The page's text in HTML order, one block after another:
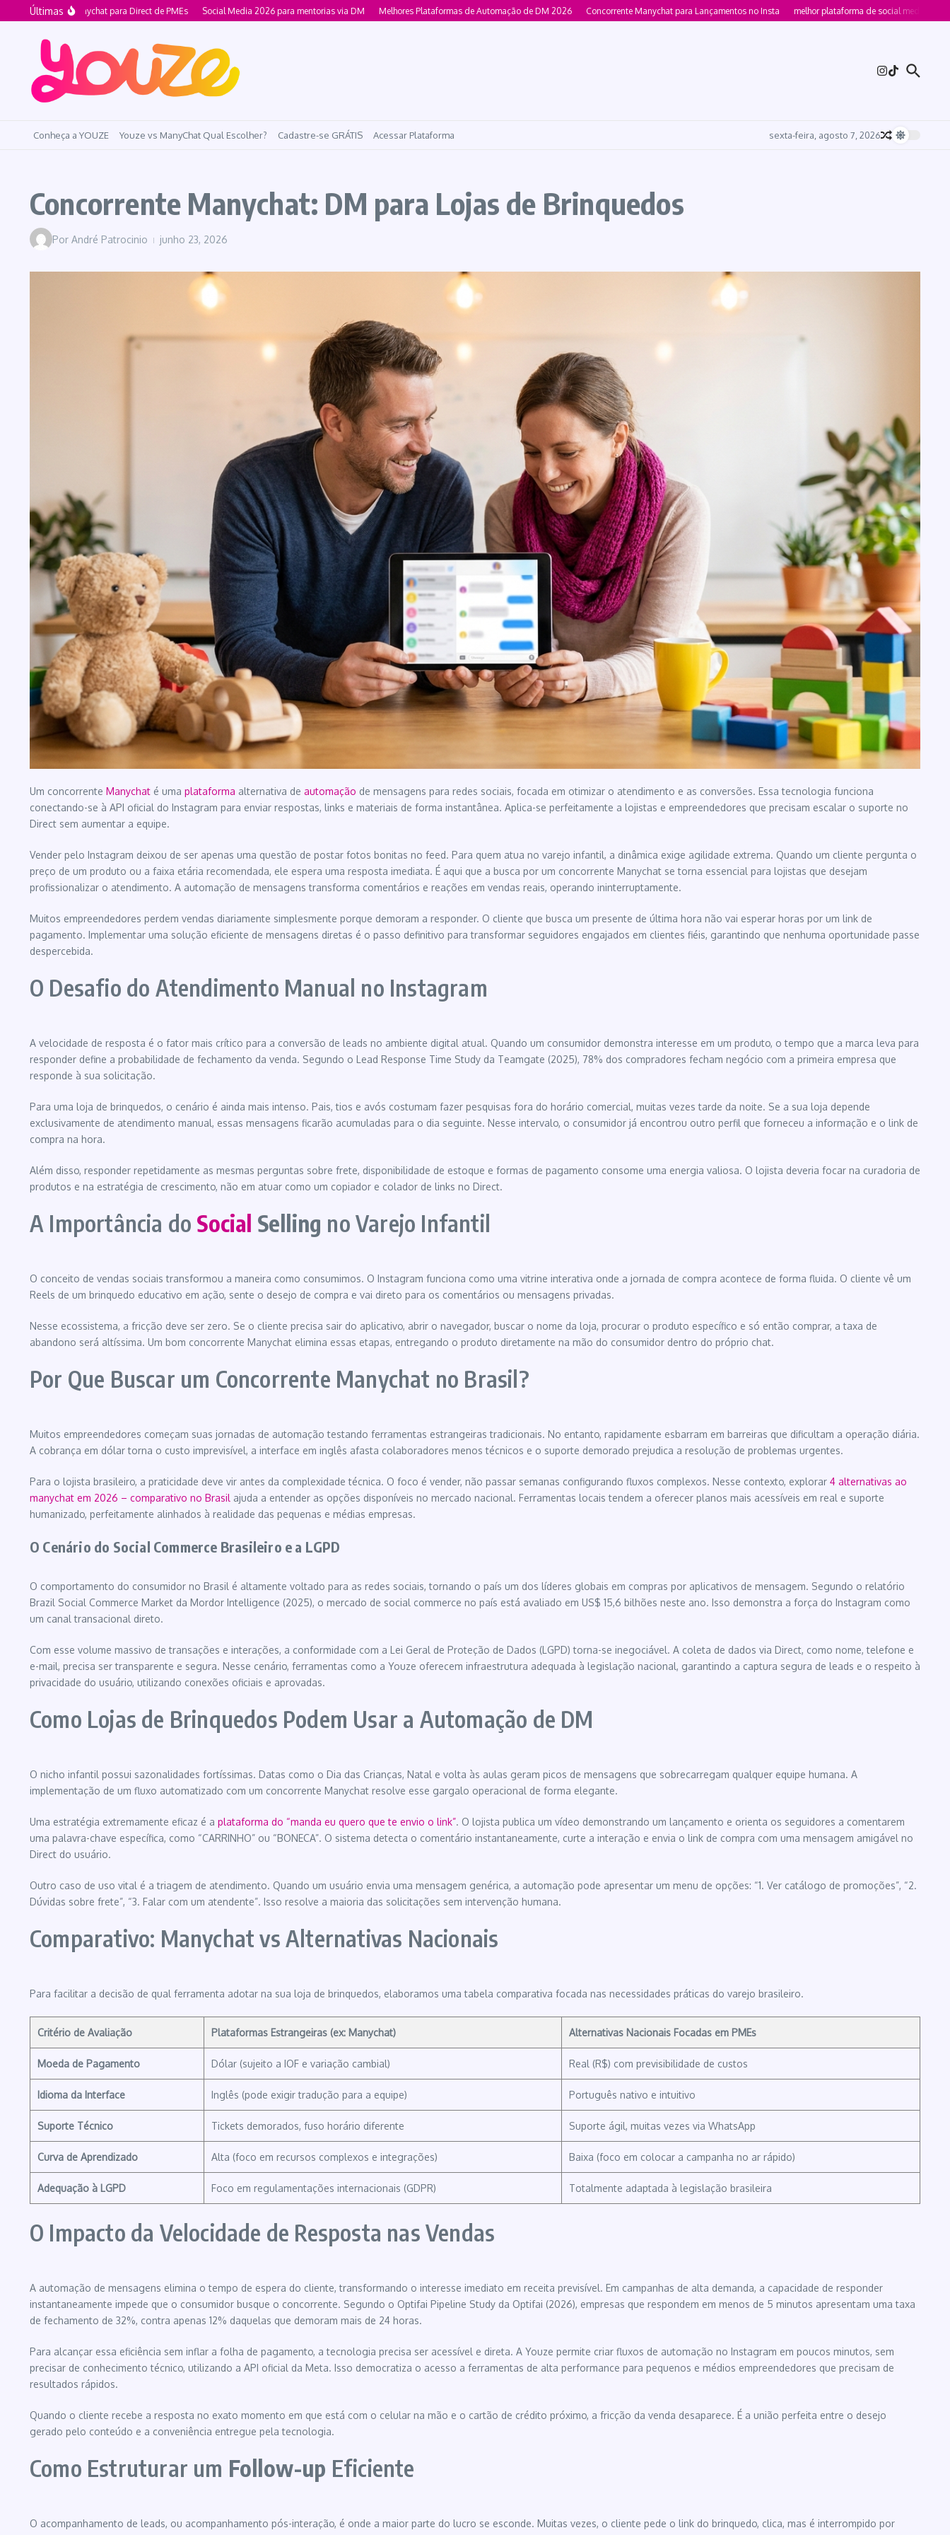
Ir para o conteúdo
Últimas
ao Manychat para Direct de PMEs Social Media 2026 para mentorias via DM Melhores Plataformas de Automação de DM 2026 Concorrente Manychat para Lançamentos no Insta melhor plataforma de social media 2026 para
Conheça a YOUZE Youze vs ManyChat Qual Escolher? Cadastre-se GRÁTIS Acessar Plataforma sexta-feira, agosto 7, 2026
Concorrente Manychat: DM para Lojas de Brinquedos
Por André Patrocinio junho 23, 2026
Um concorrente Manychat é uma plataforma alternativa de automação de mensagens para redes sociais, focada em otimizar o atendimento e as conversões. Essa tecnologia funciona
conectando-se à API oficial do Instagram para enviar respostas, links e materiais de forma instantânea. Aplica-se perfeitamente a lojistas e empreendedores que precisam escalar o suporte no
Direct sem aumentar a equipe.
Vender pelo Instagram deixou de ser apenas uma questão de postar fotos bonitas no feed. Para quem atua no varejo infantil, a dinâmica exige agilidade extrema. Quando um cliente pergunta o
preço de um produto ou a faixa etária recomendada, ele espera uma resposta imediata. É aqui que a busca por um concorrente Manychat se torna essencial para lojistas que desejam
profissionalizar o atendimento. A automação de mensagens transforma comentários e reações em vendas reais, operando ininterruptamente.
Muitos empreendedores perdem vendas diariamente simplesmente porque demoram a responder. O cliente que busca um presente de última hora não vai esperar horas por um link de
pagamento. Implementar uma solução eficiente de mensagens diretas é o passo definitivo para transformar seguidores engajados em clientes fiéis, garantindo que nenhuma oportunidade passe
despercebida.
O Desafio do Atendimento Manual no Instagram
A velocidade de resposta é o fator mais crítico para a conversão de leads no ambiente digital atual. Quando um consumidor demonstra interesse em um produto, o tempo que a marca leva para
responder define a probabilidade de fechamento da venda. Segundo o Lead Response Time Study da Teamgate (2025), 78% dos compradores fecham negócio com a primeira empresa que
responde à sua solicitação.
Para uma loja de brinquedos, o cenário é ainda mais intenso. Pais, tios e avós costumam fazer pesquisas fora do horário comercial, muitas vezes tarde da noite. Se a sua loja depende
exclusivamente de atendimento manual, essas mensagens ficarão acumuladas para o dia seguinte. Nesse intervalo, o consumidor já encontrou outro perfil que forneceu a informação e o link de
compra na hora.
Além disso, responder repetidamente as mesmas perguntas sobre frete, disponibilidade de estoque e formas de pagamento consome uma energia valiosa. O lojista deveria focar na curadoria de
produtos e na estratégia de crescimento, não em atuar como um copiador e colador de links no Direct.
A Importância do Social Selling no Varejo Infantil
O conceito de vendas sociais transformou a maneira como consumimos. O Instagram funciona como uma vitrine interativa onde a jornada de compra acontece de forma fluida. O cliente vê um
Reels de um brinquedo educativo em ação, sente o desejo de compra e vai direto para os comentários ou mensagens privadas.
Nesse ecossistema, a fricção deve ser zero. Se o cliente precisa sair do aplicativo, abrir o navegador, buscar o nome da loja, procurar o produto específico e só então comprar, a taxa de
abandono será altíssima. Um bom concorrente Manychat elimina essas etapas, entregando o produto diretamente na mão do consumidor dentro do próprio chat.
Por Que Buscar um Concorrente Manychat no Brasil?
Muitos empreendedores começam suas jornadas de automação testando ferramentas estrangeiras tradicionais. No entanto, rapidamente esbarram em barreiras que dificultam a operação diária.
A cobrança em dólar torna o custo imprevisível, a interface em inglês afasta colaboradores menos técnicos e o suporte demorado prejudica a resolução de problemas urgentes.
Para o lojista brasileiro, a praticidade deve vir antes da complexidade técnica. O foco é vender, não passar semanas configurando fluxos complexos. Nesse contexto, explorar 4 alternativas ao
manychat em 2026 – comparativo no Brasil ajuda a entender as opções disponíveis no mercado nacional. Ferramentas locais tendem a oferecer planos mais acessíveis em real e suporte
humanizado, perfeitamente alinhados à realidade das pequenas e médias empresas.
O Cenário do Social Commerce Brasileiro e a LGPD
O comportamento do consumidor no Brasil é altamente voltado para as redes sociais, tornando o país um dos líderes globais em compras por aplicativos de mensagem. Segundo o relatório
Brazil Social Commerce Market da Mordor Intelligence (2025), o mercado de social commerce no país está avaliado em US$ 15,6 bilhões neste ano. Isso demonstra a força do Instagram como
um canal transacional direto.
Com esse volume massivo de transações e interações, a conformidade com a Lei Geral de Proteção de Dados (LGPD) torna-se inegociável. A coleta de dados via Direct, como nome, telefone e
e-mail, precisa ser transparente e segura. Nesse cenário, ferramentas como a Youze oferecem infraestrutura adequada à legislação nacional, garantindo a captura segura de leads e o respeito à
privacidade do usuário, utilizando conexões oficiais e aprovadas.
Como Lojas de Brinquedos Podem Usar a Automação de DM
O nicho infantil possui sazonalidades fortíssimas. Datas como o Dia das Crianças, Natal e volta às aulas geram picos de mensagens que sobrecarregam qualquer equipe humana. A
implementação de um fluxo automatizado com um concorrente Manychat resolve esse gargalo operacional de forma elegante.
Uma estratégia extremamente eficaz é a plataforma do “manda eu quero que te envio o link”. O lojista publica um vídeo demonstrando um lançamento e orienta os seguidores a comentarem
uma palavra-chave específica, como “CARRINHO” ou “BONECA”. O sistema detecta o comentário instantaneamente, curte a interação e envia o link de compra com uma mensagem amigável no
Direct do usuário.
Outro caso de uso vital é a triagem de atendimento. Quando um usuário envia uma mensagem genérica, a automação pode apresentar um menu de opções: “1. Ver catálogo de promoções”, “2.
Dúvidas sobre frete”, “3. Falar com um atendente”. Isso resolve a maioria das solicitações sem intervenção humana.
Comparativo: Manychat vs Alternativas Nacionais
Para facilitar a decisão de qual ferramenta adotar na sua loja de brinquedos, elaboramos uma tabela comparativa focada nas necessidades práticas do varejo brasileiro.
Critério de Avaliação Plataformas Estrangeiras (ex: Manychat) Alternativas Nacionais Focadas em PMEs
Moeda de Pagamento Dólar (sujeito a IOF e variação cambial) Real (R$) com previsibilidade de custos
Idioma da Interface Inglês (pode exigir tradução para a equipe) Português nativo e intuitivo
Suporte Técnico Tickets demorados, fuso horário diferente Suporte ágil, muitas vezes via WhatsApp
Curva de Aprendizado Alta (foco em recursos complexos e integrações) Baixa (foco em colocar a campanha no ar rápido)
Adequação à LGPD Foco em regulamentações internacionais (GDPR) Totalmente adaptada à legislação brasileira
O Impacto da Velocidade de Resposta nas Vendas
A automação de mensagens elimina o tempo de espera do cliente, transformando o interesse imediato em receita previsível. Em campanhas de alta demanda, a capacidade de responder
instantaneamente impede que o consumidor busque o concorrente. Segundo o Optifai Pipeline Study da Optifai (2026), empresas que respondem em menos de 5 minutos apresentam uma taxa
de fechamento de 32%, contra apenas 12% daquelas que demoram mais de 24 horas.
Para alcançar essa eficiência sem inflar a folha de pagamento, a tecnologia precisa ser acessível e direta. A Youze permite criar fluxos de automação no Instagram em poucos minutos, sem
precisar de conhecimento técnico, utilizando a API oficial da Meta. Isso democratiza o acesso a ferramentas de alta performance para pequenos e médios empreendedores que precisam de
resultados rápidos.
Quando o cliente recebe a resposta no exato momento em que está com o celular na mão e o cartão de crédito próximo, a fricção da venda desaparece. É a união perfeita entre o desejo
gerado pelo conteúdo e a conveniência entregue pela tecnologia.
Como Estruturar um Follow-up Eficiente
O acompanhamento de leads, ou acompanhamento pós-interação, é onde a maior parte do lucro se esconde. Muitas vezes, o cliente pede o link do brinquedo, clica, mas é interrompido por